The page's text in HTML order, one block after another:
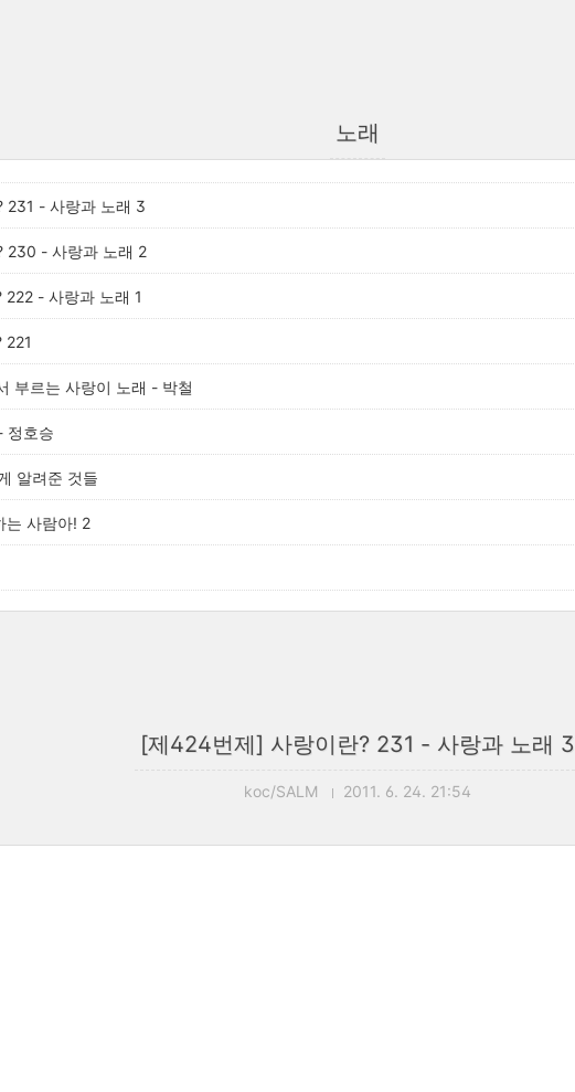
노래
231 - 사랑과 노래 3
230 - 사랑과 노래 2
- 사랑과 노래 1
221
부르는 사랑이 노래 - 박철
정호승
알려준 것들
는 사람아! 2
[제424번제] 사랑이란? 231 - 사랑과 노래 3
koc/SALM 2011. 6. 24. 21:54